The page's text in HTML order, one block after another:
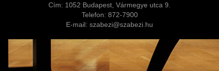
Cím: 1052 Budapest, Vármegye utca 9.
Telefon: 872-7900
E-mail: szabezi@szabezi.hu